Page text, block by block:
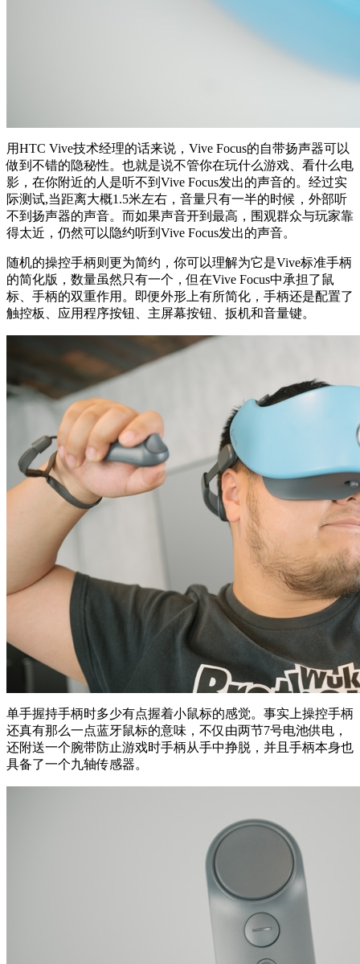
用HTC Vive技术经理的话来说，Vive Focus的自带扬声器可以
做到不错的隐秘性。也就是说不管你在玩什么游戏、看什么电
影，在你附近的人是听不到Vive Focus发出的声音的。经过实
际测试,当距离大概1.5米左右，音量只有一半的时候，外部听
不到扬声器的声音。而如果声音开到最高，围观群众与玩家靠
得太近，仍然可以隐约听到Vive Focus发出的声音。
随机的操控手柄则更为简约，你可以理解为它是Vive标准手柄
的简化版，数量虽然只有一个，但在Vive Focus中承担了鼠
标、手柄的双重作用。即便外形上有所简化，手柄还是配置了
触控板、应用程序按钮、主屏幕按钮、扳机和音量键。
单手握持手柄时多少有点握着小鼠标的感觉。事实上操控手柄
还真有那么一点蓝牙鼠标的意味，不仅由两节7号电池供电，
还附送一个腕带防止游戏时手柄从手中挣脱，并且手柄本身也
具备了一个九轴传感器。